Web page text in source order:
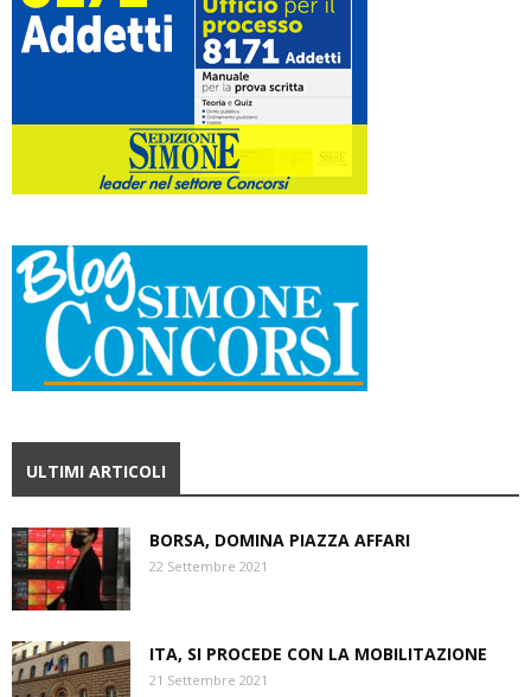
ULTIMI ARTICOLI
BORSA, DOMINA PIAZZA AFFARI
22 Settembre 2021
ITA, SI PROCEDE CON LA MOBILITAZIONE
21 Settembre 2021